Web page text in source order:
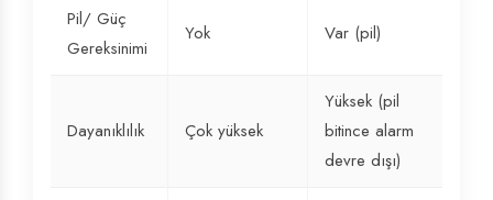
Pil/ Güç
Gereksinimi
Yok Var (pil)
Dayanıklılık Çok yüksek
Yüksek (pil
bitince alarm
devre dışı)